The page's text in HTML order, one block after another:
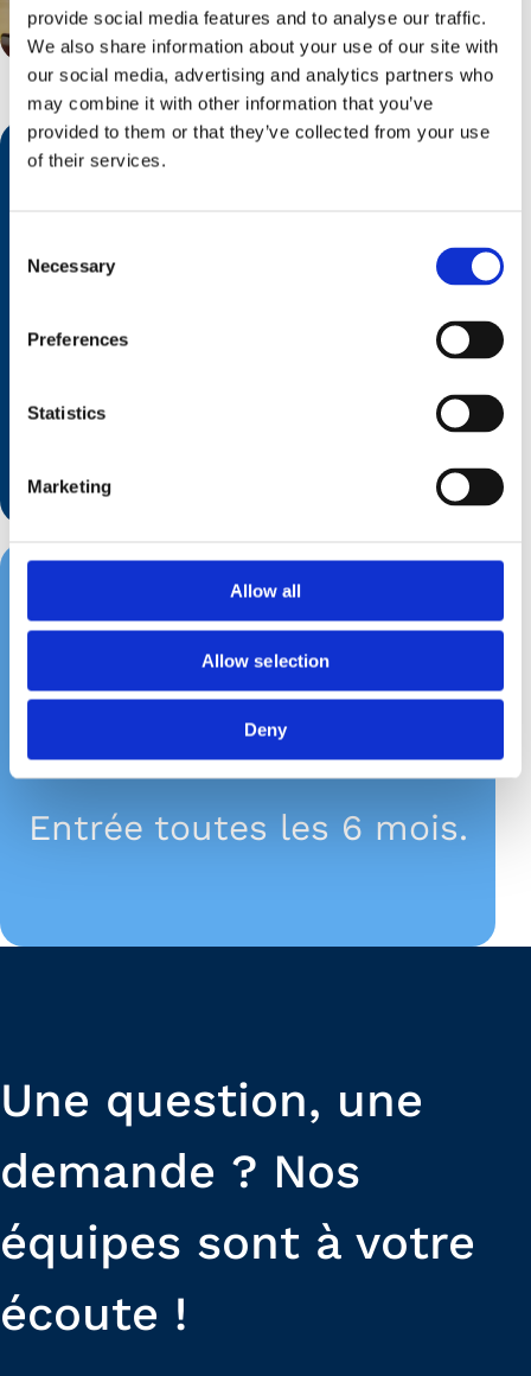
provide social media features and to analyse our traffic.
We also share information about your use of our site with
our social media, advertising and analytics partners who
may combine it with other information that you’ve
provided to them or that they’ve collected from your use
of their services.
Selection
Necessary
Preferences
Statistics
Marketing
Allow all
Allow selection
Deny
Durée : 20 semaines
Entrée toutes les 6 mois.
Une question, une
demande ? Nos
équipes sont à votre
écoute !